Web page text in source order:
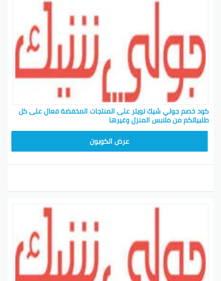
كود خصم جولي شيك تويتر على المنتجات المخفضة فعال على كل
طلبياتكم من ملابس المنزل وغيرها
عرض الكوبون